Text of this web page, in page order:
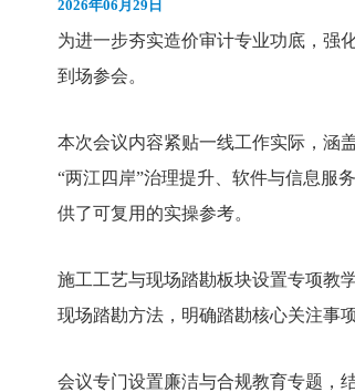
2026年06月29日
为进一步夯实造价审计专业功底，强
到场参会。
本次会议内容紧贴一线工作实际，涵
“两江四岸”治理提升、软件与信息服
供了可复用的实操参考。
施工工艺与现场踏勘板块设置专项教
现场踏勘方法，明确踏勘核心关注事
会议专门设置廉洁与合规教育专题，